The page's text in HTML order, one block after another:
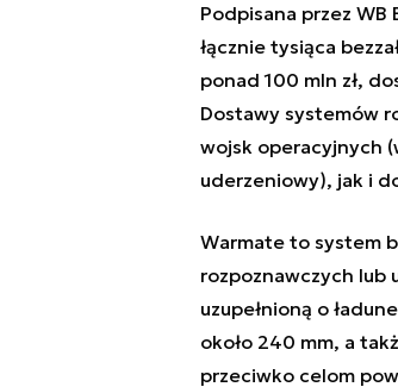
Podpisana przez
łącznie tysiąca
ponad 100 mln zł,
Dostawy systemów
wojsk operacyjnych
uderzeniowy), jak i
Warmate to system
rozpoznawczych lub
uzupełnioną o
około 240 mm, a
przeciwko celom